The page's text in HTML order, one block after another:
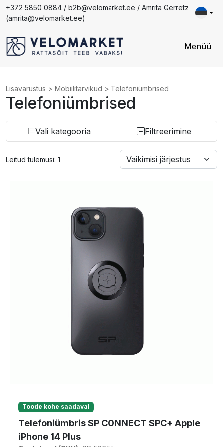
+372 5850 0884 / b2b@velomarket.ee / Amrita Gerretz
(amrita@velomarket.ee)
Menüü
Lisavarustus > Mobiilitarvikud > Telefoniümbrised
Telefoniümbrised
Vali kategooria Filtreerimine
Leitud tulemusi: 1
Toode kohe saadaval
Telefoniümbris SP CONNECT SPC+ Apple
iPhone 14 Plus